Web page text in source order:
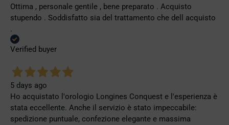
Ottima , personale gentile , bene preparato . Acquisto
stupendo . Soddisfatto sia del trattamento che dell acquisto
.
Verified buyer
5 days ago
Ho acquistato l'orologio Longines Conquest e l'esperienza è
stata eccellente. Anche il servizio è stato impeccabile:
spedizione puntuale, confezione elegante e massima